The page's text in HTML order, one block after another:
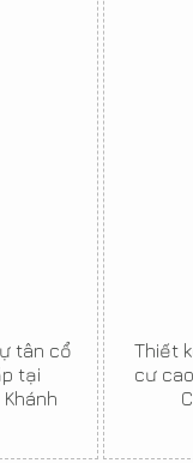
tân cổ
tại
Thiết
cư